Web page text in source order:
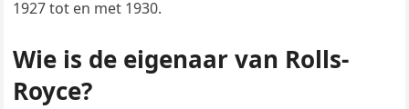
1927 tot en met 1930.
Wie is de eigenaar van Rolls-
Royce?